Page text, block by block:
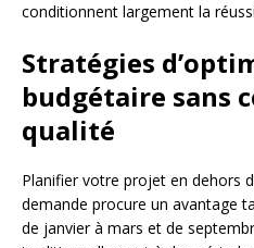
conditionnent largement la
Stratégies
budgétaire sans
qualité
Planifier votre projet en dehors
demande procure un avantage
de janvier à mars et de